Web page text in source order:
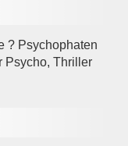
? Psychophaten
Psycho, Thriller